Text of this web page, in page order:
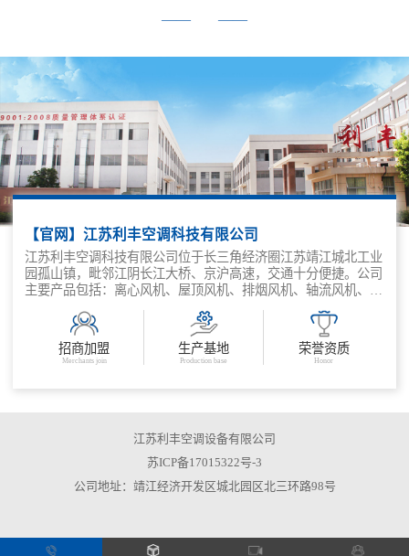
—— ——
【官网】江苏利丰空调科技有限公司
江苏利丰空调科技有限公司位于长三角经济圈江苏靖江城北工业
园孤山镇，毗邻江阴长江大桥、京沪高速，交通十分便捷。公司
主要产品包括：离心风机、屋顶风机、排烟风机、轴流风机、隧
道风机、风机箱、混流风机、斜流风机、防火、新风换气机、消
防通风设备等空调设备。
招商加盟
Merchants join
生产基地
Production base
荣誉资质
Honor
江苏利丰空调设备有限公司
苏ICP备17015322号-3
公司地址：靖江经济开发区城北园区北三环路98号